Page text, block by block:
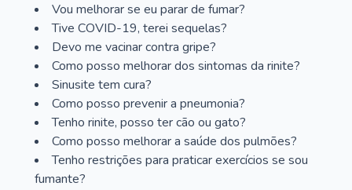
Vou melhorar se eu parar de fumar?
Tive COVID-19, terei sequelas?
Devo me vacinar contra gripe?
Como posso melhorar dos sintomas da rinite?
Sinusite tem cura?
Como posso prevenir a pneumonia?
Tenho rinite, posso ter cão ou gato?
Como posso melhorar a saúde dos pulmões?
Tenho restrições para praticar exercícios se sou
fumante?